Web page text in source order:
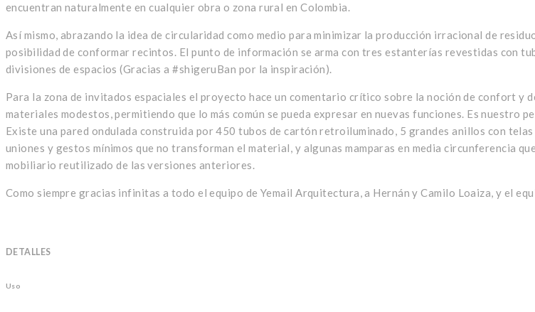
encuentran naturalmente en cualquier obra o zona rural en Colombia.
Así mismo, abrazando la idea de circularidad como medio para minimizar la producción irracional de
posibilidad de conformar recintos. El punto de información se arma con tres estanterías revestidas con
divisiones de espacios (Gracias a #shigeruBan por la inspiración).
Para la zona de invitados espaciales el proyecto hace un comentario crítico sobre la noción de confort y
materiales modestos, permitiendo que lo más común se pueda expresar en nuevas funciones. Es nuestro
Existe una pared ondulada construida por 450 tubos de cartón retroiluminado, 5 grandes anillos con telas
uniones y gestos mínimos que no transforman el material, y algunas mamparas en media circunferencia
mobiliario reutilizado de las versiones anteriores.
Como siempre gracias infinitas a todo el equipo de Yemail Arquitectura, a Hernán y Camilo Loaiza, y el
DETALLES
Uso